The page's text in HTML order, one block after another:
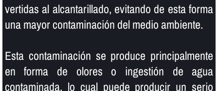
vertidas al alcantarillado, evitando de esta forma
una mayor contaminación del medio ambiente.
Esta contaminación se produce principalmente
en forma de olores o ingestión de agua
contaminada, lo cual puede producir un serio